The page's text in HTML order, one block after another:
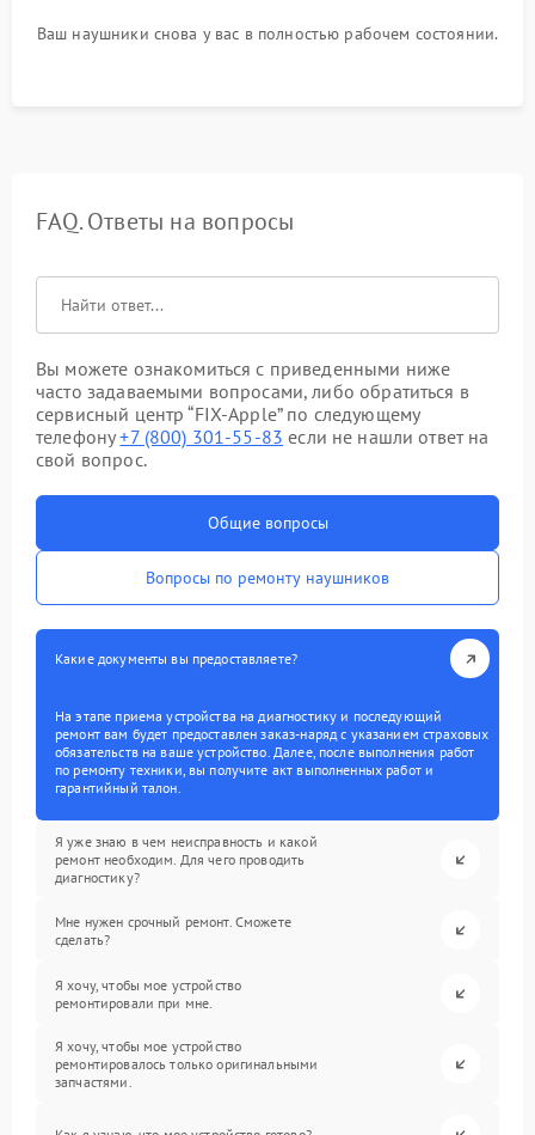
Ваш наушники снова у вас в полностью рабочем состоянии.
FAQ. Ответы на вопросы
Вы можете ознакомиться с приведенными ниже
часто задаваемыми вопросами, либо обратиться в
сервисный центр “FIX-Apple” по следующему
телефону+7 (800) 301-55-83 если не нашли ответ на
свой вопрос.
Общие вопросы
Вопросы по ремонту наушников
Какие документы вы предоставляете?
На этапе приема устройства на диагностику и последующий
ремонт вам будет предоставлен заказ-наряд с указанием страховых
обязательств на ваше устройство. Далее, после выполнения работ
по ремонту техники, вы получите акт выполненных работ и
гарантийный талон.
Я уже знаю в чем неисправность и какой
ремонт необходим. Для чего проводить
диагностику?
Мне нужен срочный ремонт. Сможете
сделать?
Я хочу, чтобы мое устройство
ремонтировали при мне.
Я хочу, чтобы мое устройство
ремонтировалось только оригинальными
запчастями.